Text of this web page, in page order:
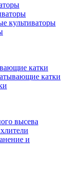
культиваторы
катки
катки
высева
и